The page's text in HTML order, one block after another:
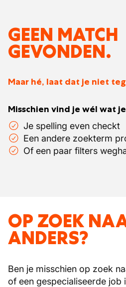
GEEN MATCH
GEVONDEN.
Maar hé, laat dat je niet
Misschien vind je wél wat
Je spelling even checkt
Een andere zoekterm
Of een paar filters
OP ZOEK
ANDERS?
Ben je misschien op zoek
of een gespecialiseerde job